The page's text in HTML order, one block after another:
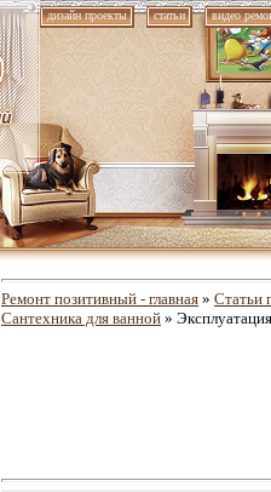
дизайн проекты статьи видео
Ремонт позитивный - главная » Статьи
Сантехника для ванной »